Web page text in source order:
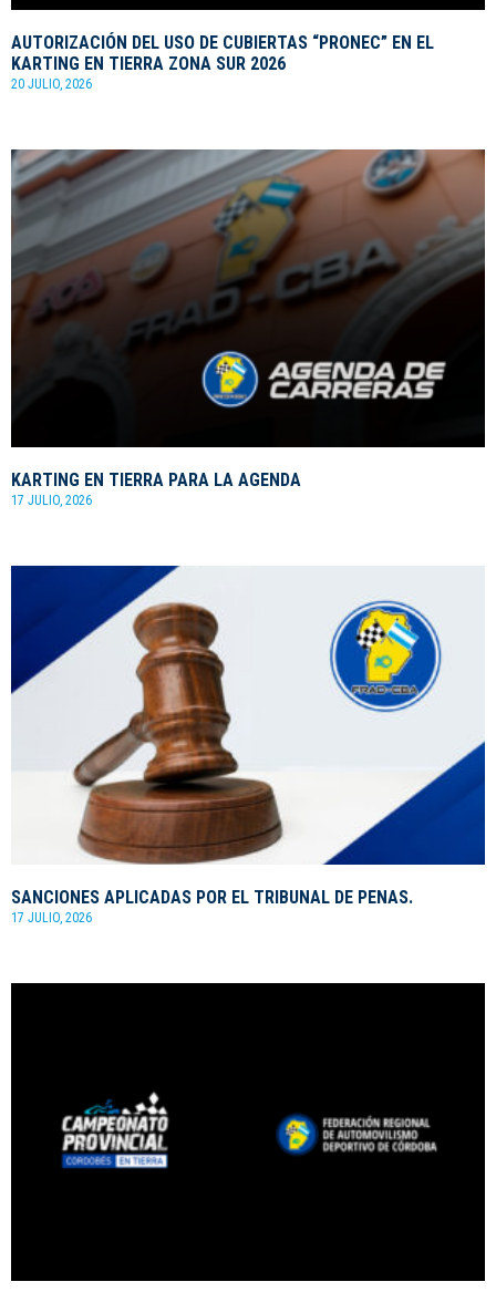
AUTORIZACIÓN DEL USO DE CUBIERTAS “PRONEC” EN EL
KARTING EN TIERRA ZONA SUR 2026
20 JULIO, 2026
KARTING EN TIERRA PARA LA AGENDA
17 JULIO, 2026
SANCIONES APLICADAS POR EL TRIBUNAL DE PENAS.
17 JULIO, 2026